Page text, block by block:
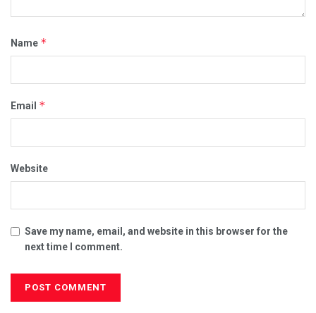
Name *
Email *
Website
Save my name, email, and website in this browser for the
next time I comment.